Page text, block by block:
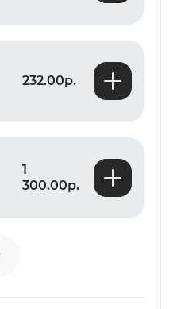
232.00р.
1
300.00р.